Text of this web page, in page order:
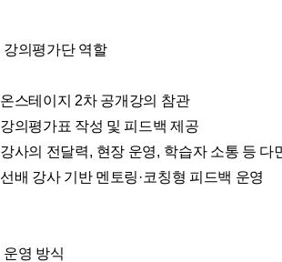
강의평가단 역할
온스테이지 2차 공개강의 참관
강의평가표 작성 및 피드백 제공
강사의 전달력, 현장 운영, 학습자 소통 등 다
선배 강사 기반 멘토링·코칭형 피드백 운영
운영 방식